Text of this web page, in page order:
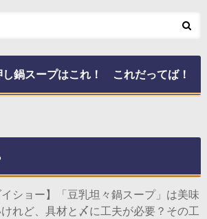
し鍋スープはこれ！ これだってば！
イショー】「豆乳坦々鍋スープ」は美味
けれど、具材と〆に工夫が必要？その工